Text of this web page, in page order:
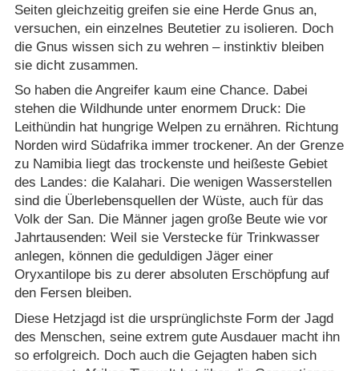
Seiten gleichzeitig greifen sie eine Herde Gnus an,
versuchen, ein einzelnes Beutetier zu isolieren. Doch
die Gnus wissen sich zu wehren – instinktiv bleiben
sie dicht zusammen.
So haben die Angreifer kaum eine Chance. Dabei
stehen die Wildhunde unter enormem Druck: Die
Leithündin hat hungrige Welpen zu ernähren. Richtung
Norden wird Südafrika immer trockener. An der Grenze
zu Namibia liegt das trockenste und heißeste Gebiet
des Landes: die Kalahari. Die wenigen Wasserstellen
sind die Überlebensquellen der Wüste, auch für das
Volk der San. Die Männer jagen große Beute wie vor
Jahrtausenden: Weil sie Verstecke für Trinkwasser
anlegen, können die geduldigen Jäger einer
Oryxantilope bis zu derer absoluten Erschöpfung auf
den Fersen bleiben.
Diese Hetzjagd ist die ursprünglichste Form der Jagd
des Menschen, seine extrem gute Ausdauer macht ihn
so erfolgreich. Doch auch die Gejagten haben sich